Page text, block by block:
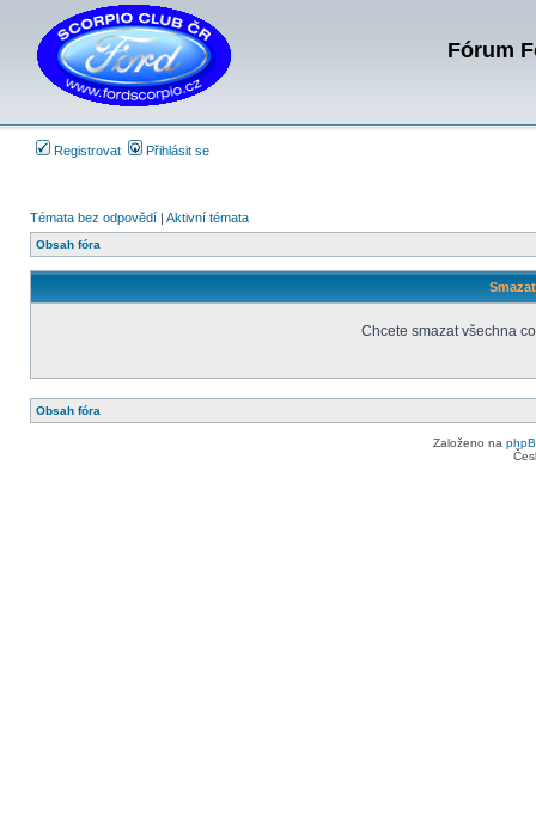
Fórum
Registrovat Přihlásit se
Témata bez odpovědí | Aktivní témata
Obsah fóra
Chcete smazat všechna
Obsah fóra
Založeno na